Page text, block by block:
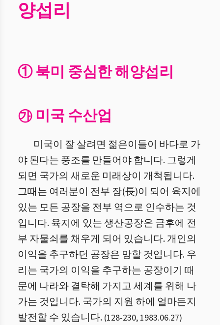
양섭리
① 북미 중심한 해양섭리
㉮ 미국 수산업
미국이 잘 살려면 젊은이들이 바다로 가
야 된다는 풍조를 만들어야 합니다. 그렇게
되면 국가의 새로운 미래상이 개척됩니다.
그때는 여러분이 전부 장(長)이 되어 육지에
있는 모든 공장을 전부 역으로 인수하는 것
입니다. 육지에 있는 생산공장은 금후에 전
부 자물쇠를 채우게 되어 있습니다. 개인의
이익을 추구하던 공장은 망할 것입니다. 우
리는 국가의 이익을 추구하는 공장이기 때
문에 나라와 결탁해 가지고 세계를 위해 나
가는 것입니다. 국가의 지원 하에 얼마든지
발전할 수 있습니다. (128-230, 1983.06.27)